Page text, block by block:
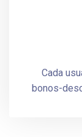
Cada
bonos-